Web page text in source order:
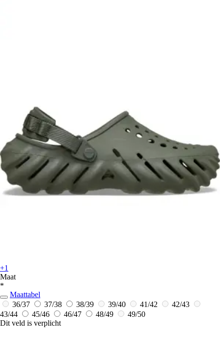
+1
Maat
*
Maattabel
36/37
37/38 38/39 39/40 41/42
42/43
43/44
45/46 46/47 48/49
49/50
Dit veld is verplicht